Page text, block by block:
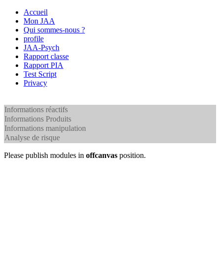
Accueil
Mon JAA
Qui sommes-nous ?
profile
JAA-Psych
Rapport classe
Rapport PIA
Test Script
Privacy
Informations réactifs
Informations Produits
Informations manipulation
Analyse de risque
Please publish modules in offcanvas position.